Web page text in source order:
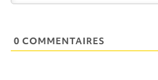
0 COMMENTAIRES